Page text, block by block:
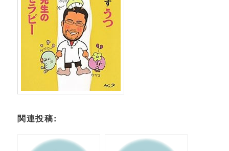
関連投稿: